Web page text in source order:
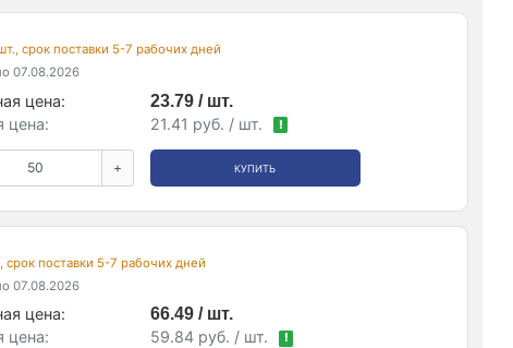
срок поставки 5-7 рабочих дней
07.08.2026
цена:
23.79 / шт.
цена:
21.41 руб. / шт. !
+ КУПИТЬ
срок поставки 5-7 рабочих дней
07.08.2026
цена:
66.49 / шт.
цена:
59.84 руб. / шт. !